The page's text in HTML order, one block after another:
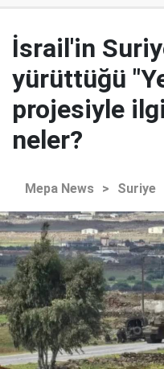
İsrail'in
yürüttüğü
projesiyle
neler?
Mepa News > Suriye